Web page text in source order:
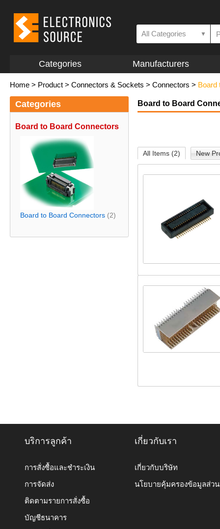
All Categories ▼
Categories Manufacturers
Home > Product > Connectors & Sockets > Connectors > Board
Categories
Board to Board Connectors
Board to Board Connectors (2)
Board to Board
All Items (2) New
บริการลูกค้า
การสั่งซื้อและชำระเงิน
การจัดส่ง
ติดตามรายการสั่งซื้อ
บัญชีธนาคาร
เกี่ยวกับเรา
เกี่ยวกับบริษัท
นโยบายคุ้มครองข้อมูลส่ว